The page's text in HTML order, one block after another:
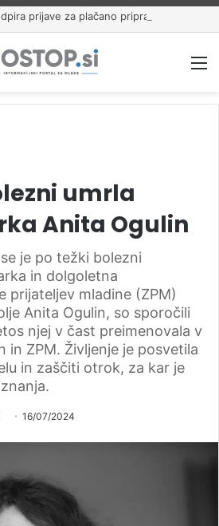
umrla
Anita Ogulin
je po težki bolezni
in dolgoletna
prijateljev mladine (ZPM)
Anita Ogulin, so sporočili
njej v čast preimenovala v
in ZPM. Življenje je posvetila
in zaščiti otrok, za kar je
16/07/2024